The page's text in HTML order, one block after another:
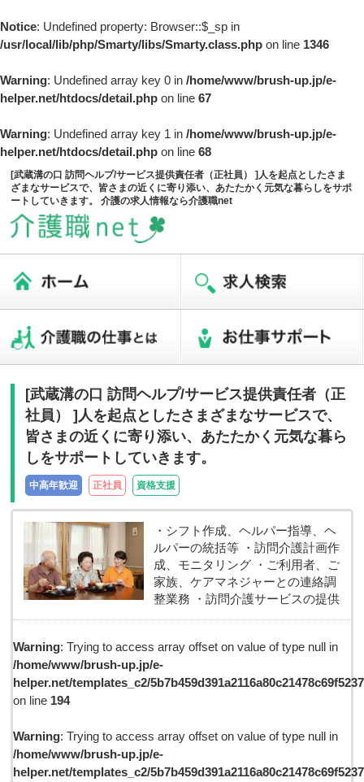
Notice: Undefined property: Browser::$_sp in
/usr/local/lib/php/Smarty/libs/Smarty.class.php on line 1346
Warning: Undefined array key 0 in /home/www/brush-up.jp/e-
helper.net/htdocs/detail.php on line 67
Warning: Undefined array key 1 in /home/www/brush-up.jp/e-
helper.net/htdocs/detail.php on line 68
[武蔵溝の口 訪問ヘルプ/サービス提供責任者（正社員） ]人を起点としたさま
ざまなサービスで、皆さまの近くに寄り添い、あたたかく元気な暮らしをサポ
ートしていきます。 介護の求人情報なら介護職net
[武蔵溝の口 訪問ヘルプ/サービス提供責任者（正
社員） ]人を起点としたさまざまなサービスで、
皆さまの近くに寄り添い、あたたかく元気な暮ら
しをサポートしていきます。
中高年歓迎 正社員 資格支援
・シフト作成、ヘルパー指導、ヘ
ルパーの統括等 ・訪問介護計画作
成、モニタリング ・ご利用者、ご
家族、ケアマネジャーとの連絡調
整業務 ・訪問介護サービスの提供
Warning: Trying to access array offset on value of type null in
/home/www/brush-up.jp/e-
helper.net/templates_c2/
on line 194
Warning: Trying to access array offset on value of type null in
/home/www/brush-up.jp/e-
helper.net/templates_c2/